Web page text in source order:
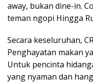
away, bukan dine-in.
teman ngopi Hingga
Secara keseluruhan,
Penghayatan makan
Untuk pencinta
yang nyaman dan